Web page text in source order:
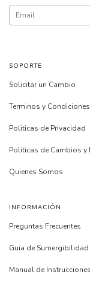
SOPORTE
Solicitar un Cambio
Terminos y Condiciones
Politicas de Privacidad
Politicas de Cambios y
Quienes Somos
INFORMACIÓN
Preguntas Frecuentes
Guia de Sumergibilidad
Manual de Instrucciones